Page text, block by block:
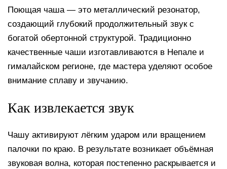
Поющая чаша — это металлический резонатор,
создающий глубокий продолжительный звук с
богатой обертонной структурой. Традиционно
качественные чаши изготавливаются в Непале и
гималайском регионе, где мастера уделяют особое
внимание сплаву и звучанию.
Как извлекается звук
Чашу активируют лёгким ударом или вращением
палочки по краю. В результате возникает объёмная
звуковая волна, которая постепенно раскрывается и